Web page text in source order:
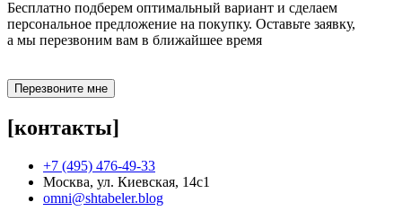
Бесплатно подберем оптимальный вариант и сделаем
персональное предложение на покупку. Оставьте заявку,
а мы перезвоним вам в ближайшее время
Перезвоните мне
[контакты]
+7 (495) 476-49-33
Москва, ул. Киевская, 14с1
omni@shtabeler.blog